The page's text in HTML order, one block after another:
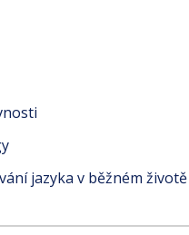
jazyka v běžném životě